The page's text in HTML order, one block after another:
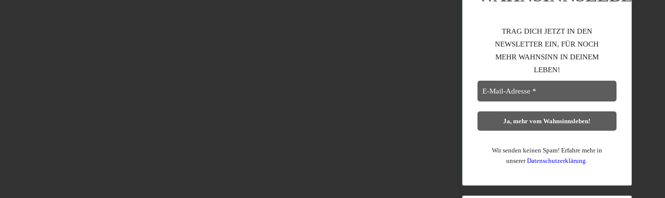
TRAG DICH JETZT IN DEN
NEWSLETTER EIN, FÜR NOCH
MEHR WAHNSINN IN DEINEM
LEBEN!
Wir senden keinen Spam! Erfahre mehr in
unsererDatenschutzerklärung.